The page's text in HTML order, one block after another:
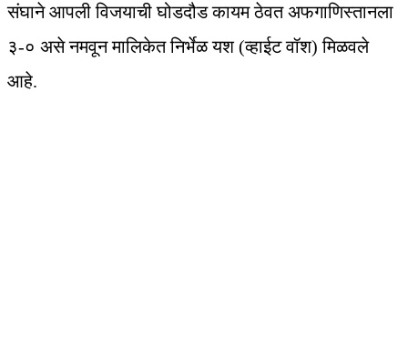
संघाने आपली विजयाची घोडदौड कायम ठेवत अफगाणिस्तानला
३-० असे नमवून मालिकेत निर्भेळ यश (व्हाईट वॉश) मिळवले
आहे.